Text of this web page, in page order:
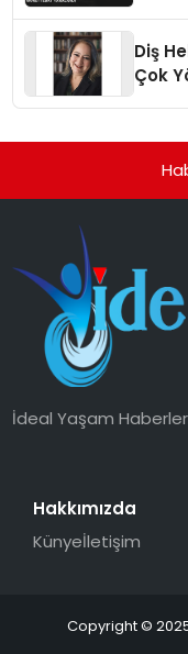
Diş
Çok
İdeal Yaşam
Hakkımızda
Künyeİletişim
Copyright ©